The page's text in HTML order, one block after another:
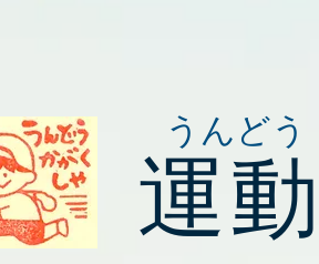
うんど
運